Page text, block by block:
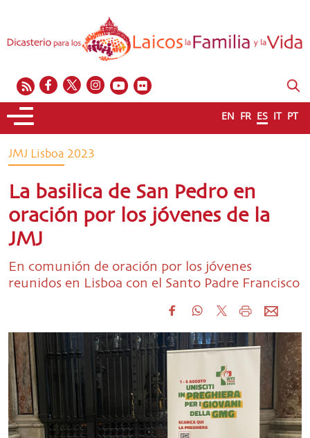
EN FR ES IT PT
JMJ Lisboa 2023
La basilica de San Pedro en
oración por los jóvenes de la
JMJ
En comunión de oración por los jóvenes
reunidos en Lisboa con el Santo Padre Francisco